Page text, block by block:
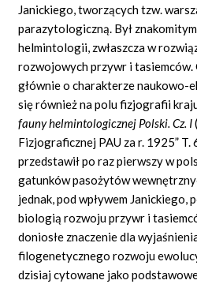
Janickiego, tworzących tzw.
parazytologiczną. Był
helmintologii, zwłaszcza w
rozwojowych przywr i tasiemców.
głównie o charakterze naukowo-
się również na polu fizjografii
fauny helmintologicznej Polski. Cz. I
Fizjograficznej PAU za r. 1925”
przedstawił po raz pierwszy w
gatunków pasożytów
jednak, pod wpływem Janickiego,
biologią rozwoju przywr i
doniosłe znaczenie dla
filogenetycznego rozwoju
dzisiaj cytowane jako